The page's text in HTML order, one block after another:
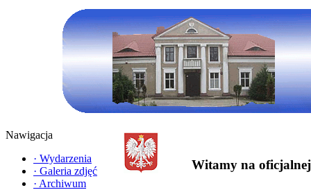
Nawigacja
· Wydarzenia
· Galeria zdjęć
· Archiwum
Witamy na oficjalnej